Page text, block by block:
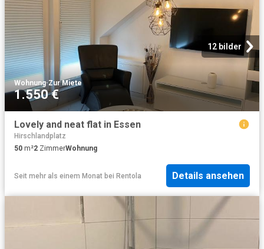
12 bilder
Wohnung·Zur Miete
1.550 €
Lovely and neat flat in Essen
Hirschlandplatz
50 m²2 ZimmerWohnung
Seit mehr als einem Monat bei Rentola Details ansehen